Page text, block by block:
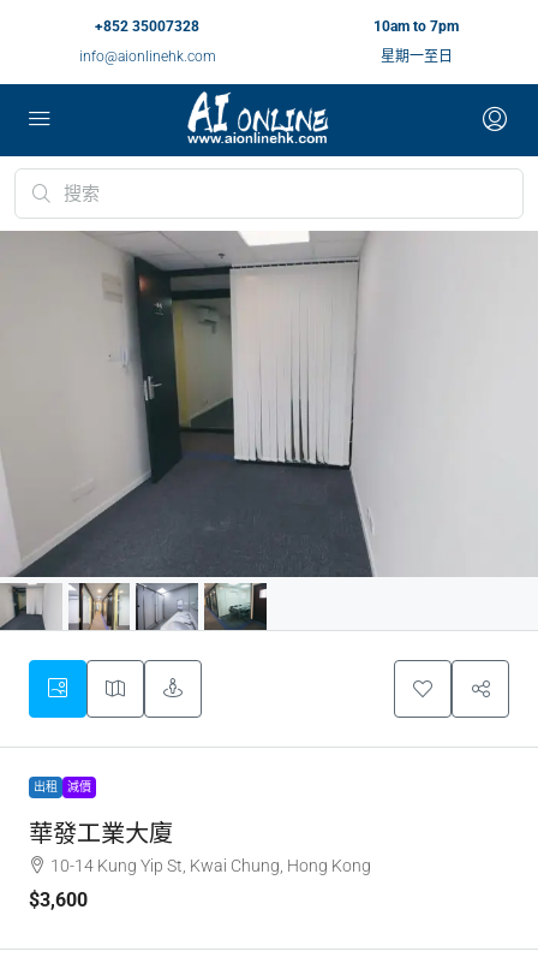
+852 35007328
info@aionlinehk.com
10am to 7pm
星期一至日
出租 減價
華發工業大廈
10-14 Kung Yip St, Kwai Chung, Hong Kong
$3,600